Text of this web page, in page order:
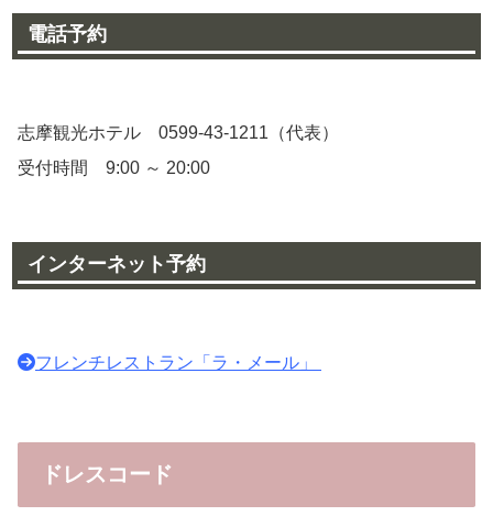
電話予約
志摩観光ホテル 0599-43-1211（代表）
受付時間 9:00 ～ 20:00
インターネット予約
フレンチレストラン「ラ・メール」
ドレスコード